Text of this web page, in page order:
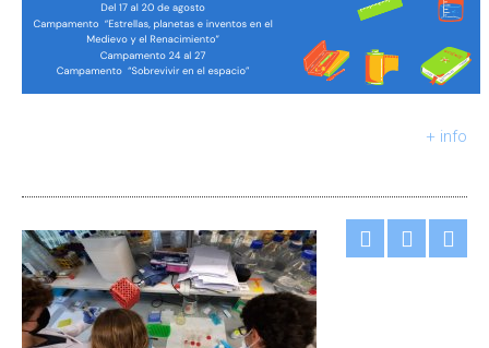
+ info